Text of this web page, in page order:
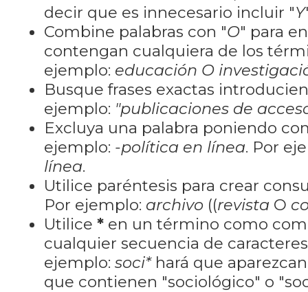
decir que es innecesario incluir "Y
Combine palabras con "O" para
contengan cualquiera de los
ejemplo: educación O
Busque frases exactas
ejemplo: "publicaciones de
Excluya una palabra poniendo
ejemplo: -política en línea. Por
línea.
Utilice paréntesis para crear
Por ejemplo: archivo ((revista O
Utilice *en un término como
cualquier secuencia de
ejemplo: soci*hará que
que contienen "sociológico" o